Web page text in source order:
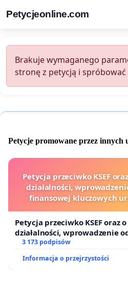
Petycjeonline.com
Brakuje wymaganego
stronę z petycją i
Petycje promowane przez innych
Petycja przeciwko KSEF
działalności,
finansowej kluczowych
Petycja przeciwko KSEF oraz
działalności, wprowadzenie
finansowej kluczowych
3 173 podpisów
Informacja o przejrzystości